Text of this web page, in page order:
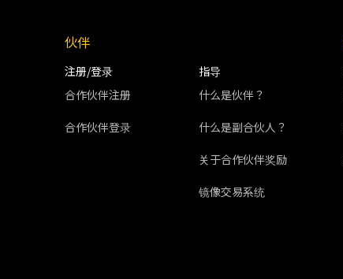
伙伴
注册/登录
合作伙伴注册
合作伙伴登录
指导
什么是伙伴？
什么是副合伙人？
关于合作伙伴奖励
镜像交易系统